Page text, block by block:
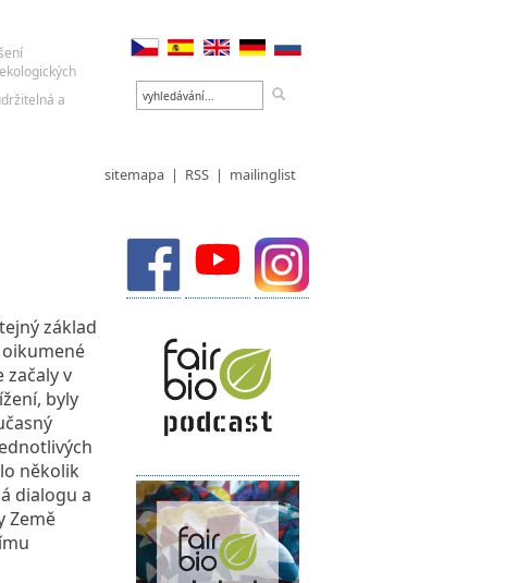
sitemapa | RSS | mailinglist
základ
začaly v
byly
několik
dialogu a
Země